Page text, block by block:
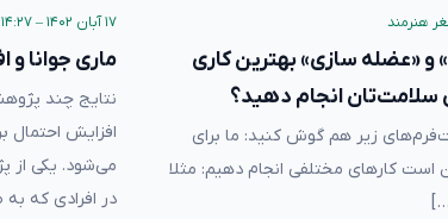
هنرمند
و «عضله سازی» بهترین کاری
سلامت‌تان انجام دهید؟
زیر هم گوش کنید: ما برای
کارهای مختلفی انجام دهیم: مثلا
۱۷ آبان ۱۴۰۲ – ۱۴:۲۷
ماری جوانا
نتایج چند
افزایش احتمال
می‌شود. یکی از